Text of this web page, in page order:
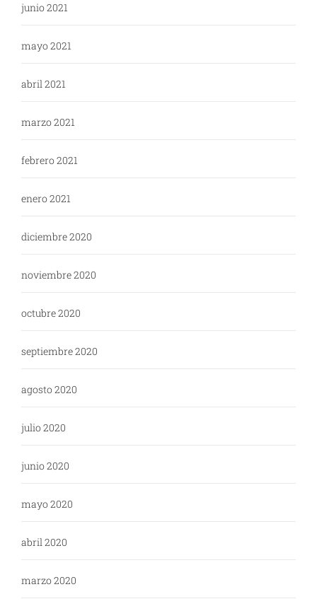
junio 2021
mayo 2021
abril 2021
marzo 2021
febrero 2021
enero 2021
diciembre 2020
noviembre 2020
octubre 2020
septiembre 2020
agosto 2020
julio 2020
junio 2020
mayo 2020
abril 2020
marzo 2020